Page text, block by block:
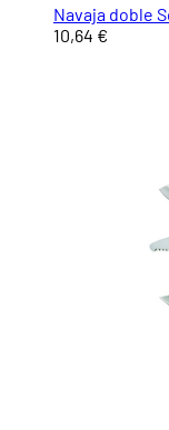
Navaja doble
10,64 €